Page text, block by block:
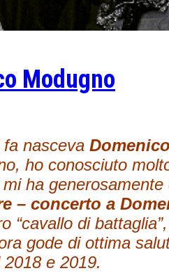
Modugno
nasceva
ho conosciuto
ha
– concerto a
“cavallo di
gode di ottima
e 2019.